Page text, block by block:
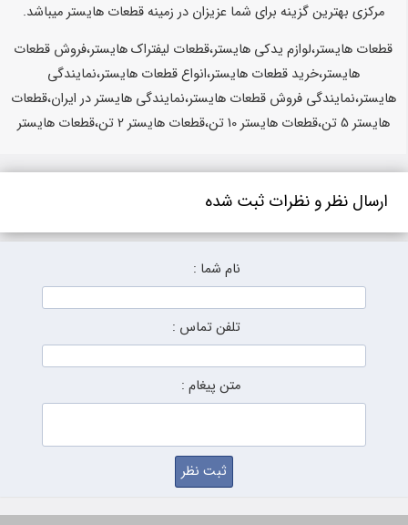
مرکزی بهترین گزینه برای شما عزیزان در زمینه قطعات هایستر میباشد.
قطعات هایستر،لوازم یدکی هایستر،قطعات لیفتراک هایستر،فروش قطعات
هایستر،خرید قطعات هایستر،انواع قطعات هایستر،نمایندگی
هایستر،نمایندگی فروش قطعات هایستر،نمایندگی هایستر در ایران،قطعات
هایستر 5 تن،قطعات هایستر 10 تن،قطعات هایستر 2 تن،قطعات هایستر
ارسال نظر و نظرات ثبت شده
نام شما :
تلفن تماس :
متن پیغام :